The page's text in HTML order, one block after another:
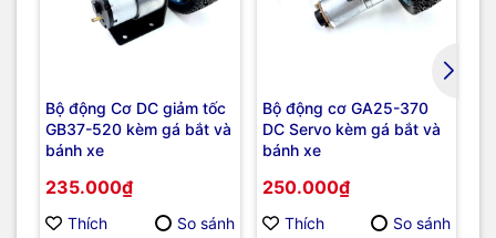
Bộ động Cơ DC giảm tốc
GB37-520 kèm gá bắt và
bánh xe
235.000₫
Thích So sánh
Bộ động cơ GA25-370
DC Servo kèm gá bắt và
bánh xe
250.000₫
Thích So sánh